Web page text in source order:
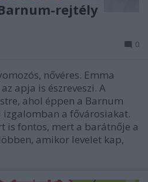
rejtély
0
nővéres. Emma
apja is észreveszi. A
ahol éppen a Barnum
a fővárosiakat.
is fontos, mert a barátnője a
amikor levelet kap,